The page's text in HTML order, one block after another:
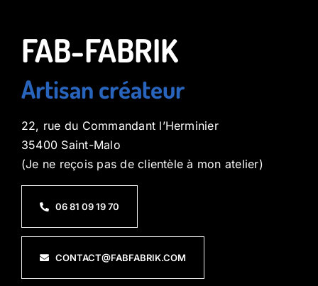
FAB-FABRIK
Artisan créateur
22, rue du Commandant l’Herminier
35400 Saint-Malo
(Je ne reçois pas de clientèle à mon atelier)
06 81 09 19 70
CONTACT@FABFABRIK.COM